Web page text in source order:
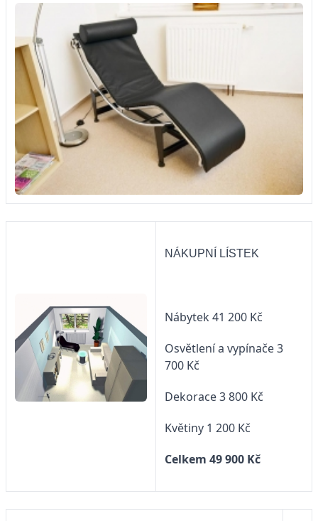
NÁKUPNÍ LÍSTEK
Nábytek 41 200 Kč
Osvětlení a vypínače 3
700 Kč
Dekorace 3 800 Kč
Květiny 1 200 Kč
Celkem 49 900 Kč